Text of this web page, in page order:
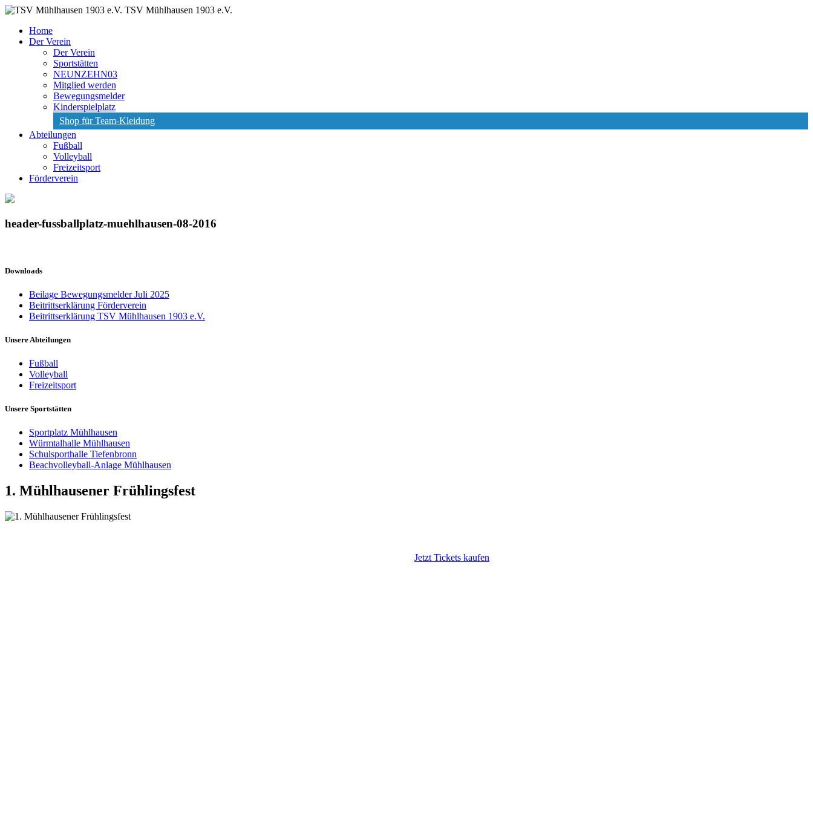
TSV Mühlhausen 1903 e.V.
Home
Der Verein
Der Verein
Sportstätten
NEUNZEHN03
Mitglied werden
Bewegungsmelder
Kinderspielplatz
Shop für Team-Kleidung
Abteilungen
Fußball
Volleyball
Freizeitsport
Förderverein
header-fussballplatz-muehlhausen-08-2016
Downloads
Beilage Bewegungsmelder Juli 2025
Beitrittserklärung Förderverein
Beitrittserklärung TSV Mühlhausen 1903 e.V.
Unsere Abteilungen
Fußball
Volleyball
Freizeitsport
Unsere Sportstätten
Sportplatz Mühlhausen
Würmtalhalle Mühlhausen
Schulsporthalle Tiefenbronn
Beachvolleyball-Anlage Mühlhausen
1. Mühlhausener Frühlingsfest
Jetzt Tickets kaufen